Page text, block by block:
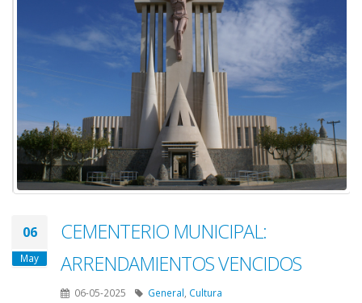
06
May
CEMENTERIO MUNICIPAL:
ARRENDAMIENTOS VENCIDOS
06-05-2025 General Cultura